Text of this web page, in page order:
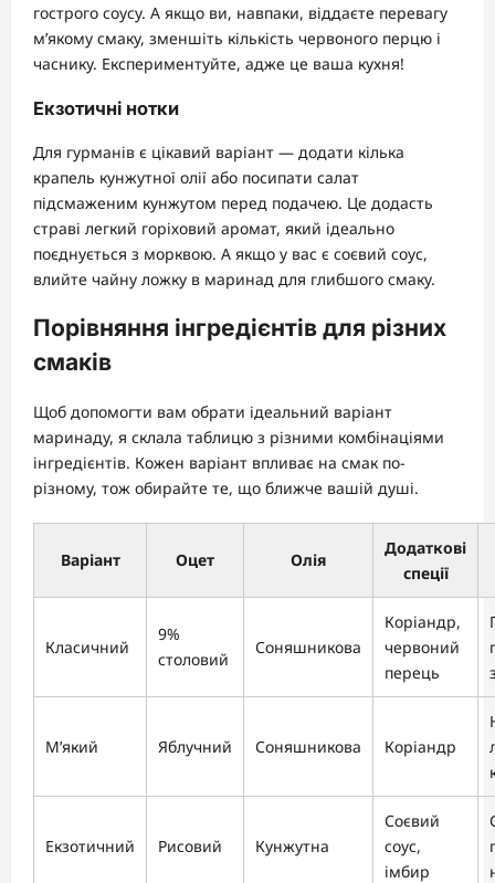
гострого соусу. А якщо ви, навпаки, віддаєте перевагу
м’якому смаку, зменшіть кількість червоного перцю і
часнику. Експериментуйте, адже це ваша кухня!
Екзотичні нотки
Для гурманів є цікавий варіант — додати кілька
крапель кунжутної олії або посипати салат
підсмаженим кунжутом перед подачею. Це додасть
страві легкий горіховий аромат, який ідеально
поєднується з морквою. А якщо у вас є соєвий соус,
влийте чайну ложку в маринад для глибшого смаку.
Порівняння інгредієнтів для різних
смаків
Щоб допомогти вам обрати ідеальний варіант
маринаду, я склала таблицю з різними комбінаціями
інгредієнтів. Кожен варіант впливає на смак по-
різному, тож обирайте те, що ближче вашій душі.
Варіант Оцет Олія
Додаткові
спеції
Класичний
9%
столовий
Соняшникова
Коріандр,
червоний
перець
М’який Яблучний Соняшникова Коріандр
Екзотичний Рисовий Кунжутна
Соєвий
соус,
імбир